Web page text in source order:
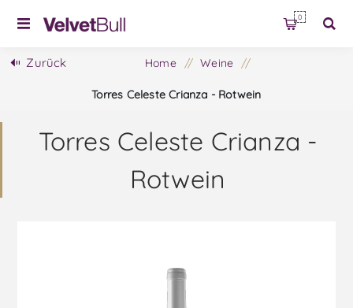
0
Zurück Home / Weine /
Torres Celeste Crianza - Rotwein
Torres Celeste Crianza -
Rotwein